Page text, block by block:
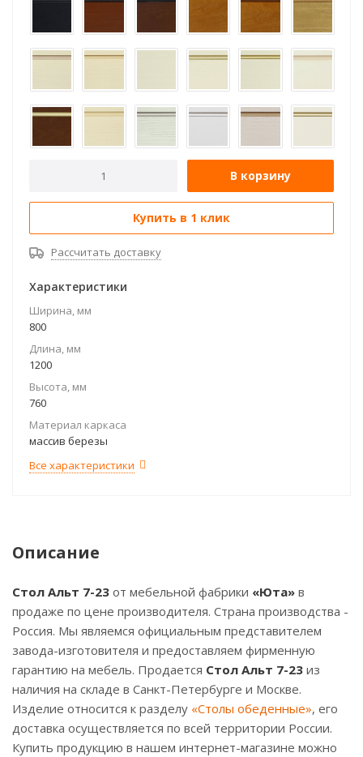
В корзину
Купить в 1 клик
Рассчитать доставку
Характеристики
Ширина, мм
800
Длина, мм
1200
Высота, мм
760
Материал каркаса
массив березы
Все характеристики
Описание
Стол Альт 7-23 от мебельной фабрики «Юта» в
продаже по цене производителя. Страна производства -
Россия. Мы являемся официальным представителем
завода-изготовителя и предоставляем фирменную
гарантию на мебель. Продается Стол Альт 7-23 из
наличия на складе в Санкт-Петербурге и Москве.
Изделие относится к разделу «Столы обеденные», его
доставка осуществляется по всей территории России.
Купить продукцию в нашем интернет-магазине можно